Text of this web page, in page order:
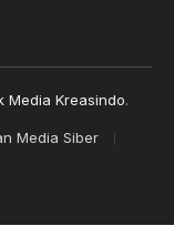
Media Kreasindo.
Media Siber